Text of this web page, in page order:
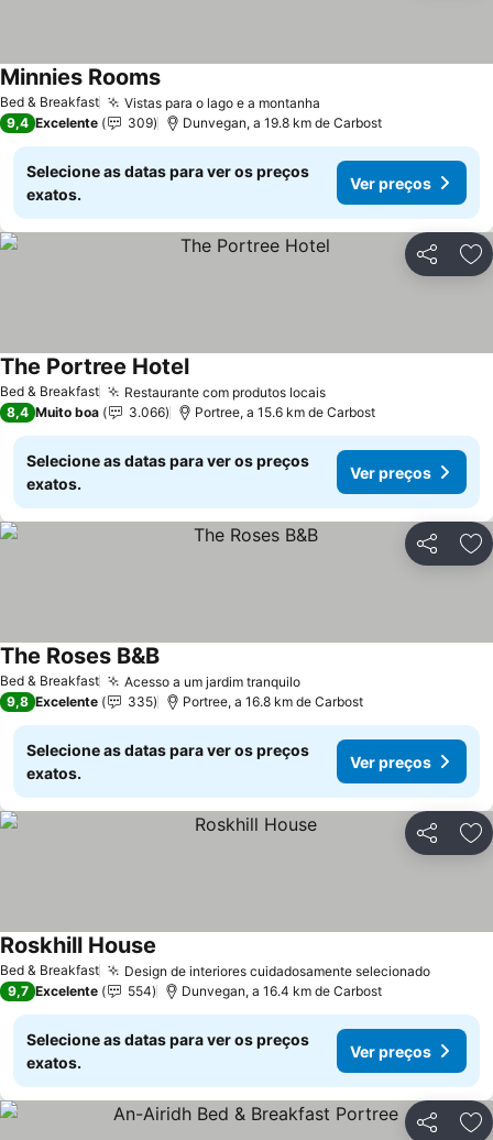
Bed & Breakfast Vistas para o lago e a montanha
Minnies RoomsVer preços
9,4 Excelente 309 Dunvegan, a 19.8 km de Carbost
Selecione as datas para ver os preços
exatos.
Ver preços
Partilhar
Bed & Breakfast Restaurante com produtos locaisVer preços
The Portree HotelVer preços
8,4 Muito boa 3.066 Portree, a 15.6 km de Carbost
Selecione as datas para ver os preços
exatos.
Ver preços
Partilhar
Bed & Breakfast Acesso a um jardim tranquiloVer preços
The Roses B&BVer preços
9,8 Excelente 335 Portree, a 16.8 km de Carbost
Selecione as datas para ver os preços
exatos.
Ver preços
Partilhar
Bed & Breakfast Design de interiores cuidadosamente selecionadoVer
Roskhill House
9,7 Excelente 554 Dunvegan, a 16.4 km de Carbost
Selecione as datas para ver os preços
exatos.
Ver preços
Partilhar